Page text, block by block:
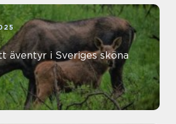
äventyr i Sveriges sköna